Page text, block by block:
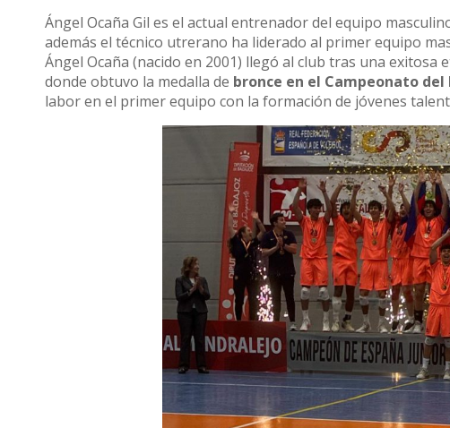
Ángel Ocaña Gil es el actual entrenador del equipo
además el técnico utrerano ha liderado al primer equipo
Ángel Ocaña (nacido en 2001) llegó al club tras una
donde obtuvo la medalla de bronce en el Campeonato del
labor en el primer equipo con la formación de jóvenes